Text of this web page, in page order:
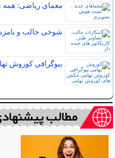
معمای ریاضی: همه
شوخی جالب و بامزه
بیوگرافی کوروش